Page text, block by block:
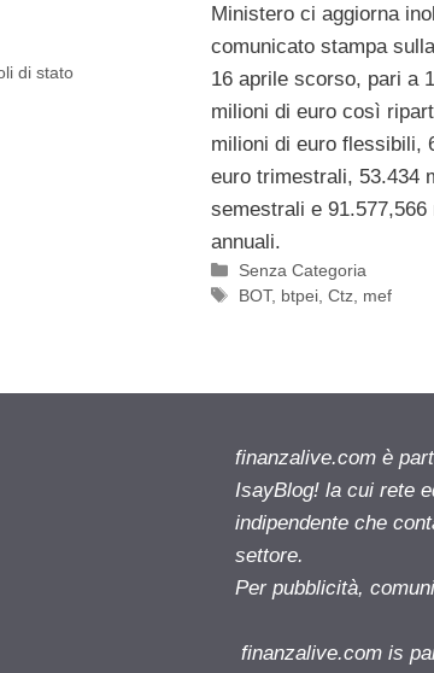
di stato
Ministero ci aggiorna
comunicato stampa
16 aprile scorso, pari a
milioni di euro così
milioni di euro flessibili,
euro trimestrali, 53.434
semestrali e
annuali.
Categorie
Senza Categoria
Tag
BOT, btpei ,Ctz mef
finanzalive.com è
IsayBlog! la cui rete
indipendente che
settore.
Per pubblicità,
finanzalive.com is